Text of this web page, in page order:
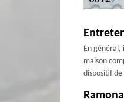
En général,
maison
dispositif